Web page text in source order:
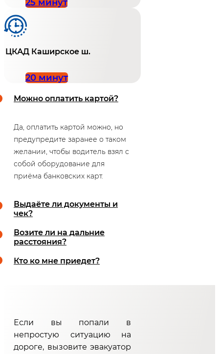
25 минут
ЦКАД Каширское ш.
20 минут
Можно оплатить картой?
Да, оплатить картой можно, но
предупредите заранее о таком
желании, чтобы водитель взял с
собой оборудование для
приёма банковских карт.
Выдаёте ли документы и
чек?
Возите ли на дальние
расстояния?
Кто ко мне приедет?
Если вы попали в
непростую ситуацию на
дороге, вызовите эвакуатор